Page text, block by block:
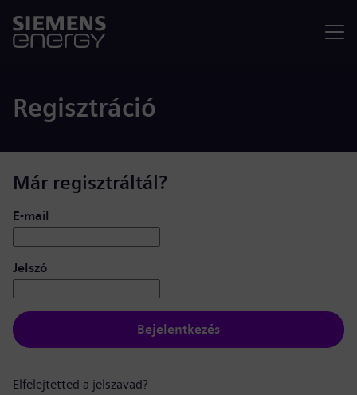
Regisztráció
Már regisztráltál?
Bejelentkezés: felhasználó és jelszó
E-mail
Jelszó
Bejelentkezés
Elfelejtetted a jelszavad?